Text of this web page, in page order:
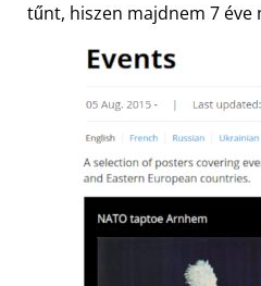
tűnt, hiszen majdnem 7 éve